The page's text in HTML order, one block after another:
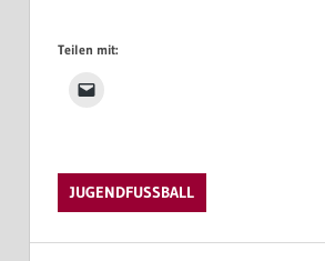
Teilen mit:
JUGENDFUSSBALL